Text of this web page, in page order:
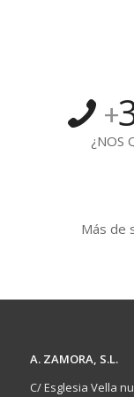
+
¿NOS
Más de
A. ZAMORA, S.L.
C/ Esglesia Vella